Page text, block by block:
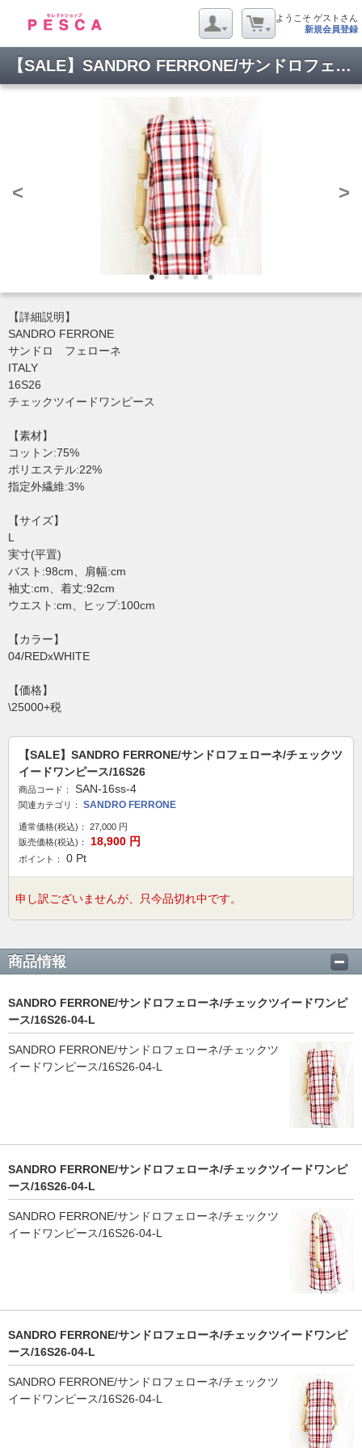
ようこそ ゲストさん
新規会員登録
【SALE】SANDRO FERRONE/サンドロフェローネ/チェックツイードワンピース/16S26
< >
【詳細説明】
SANDRO FERRONE
サンドロ フェローネ
ITALY
16S26
チェックツイードワンピース
【素材】
コットン:75%
ポリエステル:22%
指定外繊維:3%
【サイズ】
L
実寸(平置)
バスト:98cm、肩幅:cm
袖丈:cm、着丈:92cm
ウエスト:cm、ヒップ:100cm
【カラー】
04/REDxWHITE
【価格】
\25000+税
【SALE】SANDRO FERRONE/サンドロフェローネ/チェックツ
イードワンピース/16S26
商品コード： SAN-16ss-4
関連カテゴリ： SANDRO FERRONE
通常価格(税込)： 27,000 円
販売価格(税込)：
18,900 円
ポイント： 0 Pt
申し訳ございませんが、只今品切れ中です。
商品情報
SANDRO FERRONE/サンドロフェローネ/チェックツイードワンピ
ース/16S26-04-L
SANDRO FERRONE/サンドロフェローネ/チェックツ
イードワンピース/16S26-04-L
SANDRO FERRONE/サンドロフェローネ/チェックツイードワンピ
ース/16S26-04-L
SANDRO FERRONE/サンドロフェローネ/チェックツ
イードワンピース/16S26-04-L
SANDRO FERRONE/サンドロフェローネ/チェックツイードワンピ
ース/16S26-04-L
SANDRO FERRONE/サンドロフェローネ/チェックツ
イードワンピース/16S26-04-L